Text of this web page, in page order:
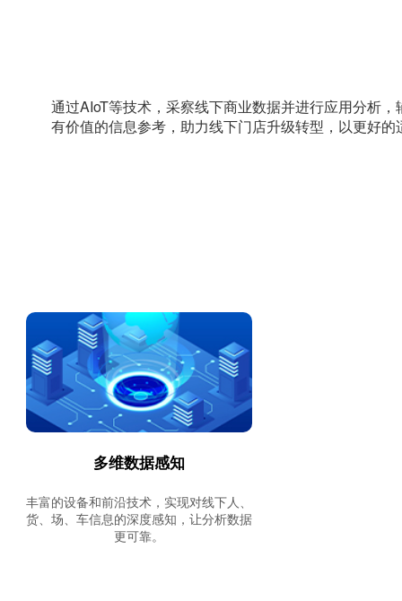
通过AIoT等技术，采察线下商业数据并进行应用分析
有价值的信息参考，助力线下门店升级转型，以更好
多维数据感知
丰富的设备和前沿技术，实现对线下人、
货、场、车信息的深度感知，让分析数据
更可靠。